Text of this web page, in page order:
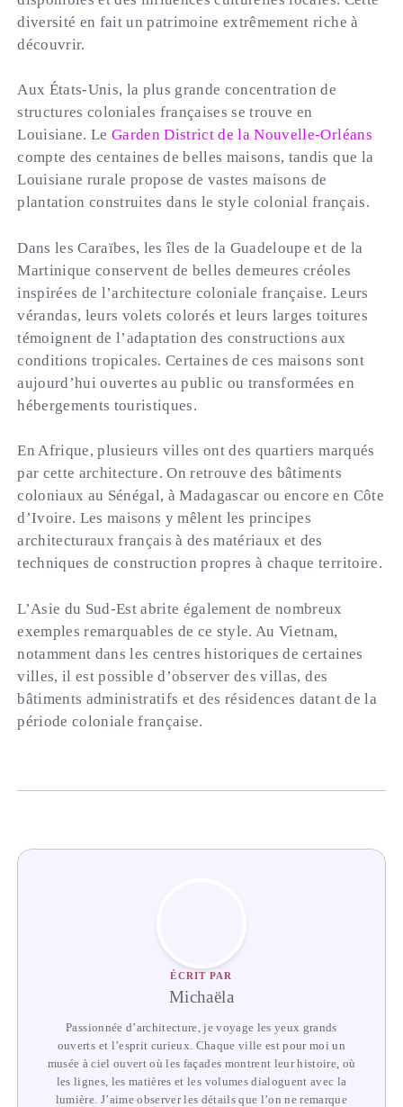
diversité en fait un patrimoine extrêmement riche à
découvrir.
Aux États-Unis, la plus grande concentration de
structures coloniales françaises se trouve en
Louisiane. Le Garden District de la Nouvelle-Orléans
compte des centaines de belles maisons, tandis que la
Louisiane rurale propose de vastes maisons de
plantation construites dans le style colonial français.
Dans les Caraïbes, les îles de la Guadeloupe et de la
Martinique conservent de belles demeures créoles
inspirées de l’architecture coloniale française. Leurs
vérandas, leurs volets colorés et leurs larges toitures
témoignent de l’adaptation des constructions aux
conditions tropicales. Certaines de ces maisons sont
aujourd’hui ouvertes au public ou transformées en
hébergements touristiques.
En Afrique, plusieurs villes ont des quartiers marqués
par cette architecture. On retrouve des bâtiments
coloniaux au Sénégal, à Madagascar ou encore en Côte
d’Ivoire. Les maisons y mêlent les principes
architecturaux français à des matériaux et des
techniques de construction propres à chaque territoire.
L’Asie du Sud-Est abrite également de nombreux
exemples remarquables de ce style. Au Vietnam,
notamment dans les centres historiques de certaines
villes, il est possible d’observer des villas, des
bâtiments administratifs et des résidences datant de la
période coloniale française.
ÉCRIT PAR
Michaëla
Passionnée d’architecture, je voyage les yeux grands
ouverts et l’esprit curieux. Chaque ville est pour moi un
musée à ciel ouvert où les façades montrent leur histoire, où
les lignes, les matières et les volumes dialoguent avec la
lumière. J’aime observer les détails que l’on ne remarque